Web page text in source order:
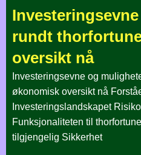
rundt
oversikt nå
Investeringsevne og
økonomisk oversikt nå
Investeringslandskapet
Funksjonaliteten til
tilgjengelig Sikkerhet